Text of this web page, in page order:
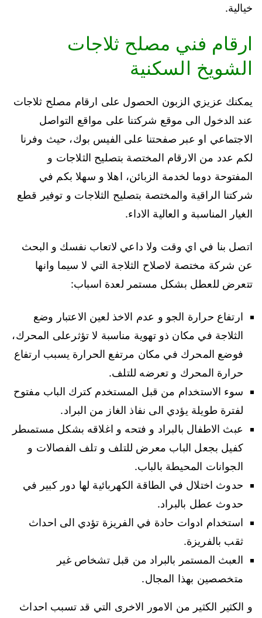
خيالية.
ارقام فني مصلح ثلاجات
الشويخ السكنية
يمكنك عزيزي الزبون الحصول على ارقام مصلح ثلاجات
عند الدخول الى موقع شركتنا على مواقع التواصل
الاجتماعي او عبر صفحتنا على الفيس بوك، حيث وفرنا
لكم عدد من الارقام المختصة بتصليح الثلاجات و
المفتوحة دوما لخدمة الزبائن، اهلا و سهلا بكم في
شركتنا الراقية والمختصة بتصليح الثلاجات و توفير قطع
الغيار المناسبة و العالية الاداء.
اتصل بنا في اي وقت ولا داعي لاتعاب نفسك و البحث
عن شركة مختصة لاصلاح الثلاجة التي لا سيما وانها
تتعرض للعطل بشكل مستمر لعدة اسباب:
ارتفاع حرارة الجو و عدم الاخذ لعين الاعتبار وضع
الثلاجة في مكان ذو تهوية مناسبة لا تؤثرعلى المحرك،
فوضع المحرك في مكان مرتفع الحرارة يسبب ارتفاع
حرارة المحرك و تعرضه للتلف.
سوء الاستخدام من قبل المستخدم كترك الباب مفتوح
لفترة طويلة يؤدي الى نفاذ الغاز من البراد.
عبث الاطفال بالبراد و فتحه و اغلاقه بشكل مستمىطر
كفيل بجعل الباب معرض للتلف و تلف الفصالات و
الجوانات المحيطة بالباب.
حدوث اختلال في الطاقة الكهربائية لها دور كبير في
حدوث عطل بالبراد.
استخدام ادوات حادة في الفريزة تؤدي الى احداث
ثقب بالفريزة.
العبث المستمر بالبراد من قبل تشخاص غير
متخصصين بهذا المجال.
و الكثير الكثير من الامور الاخرى التي قد تسبب احداث